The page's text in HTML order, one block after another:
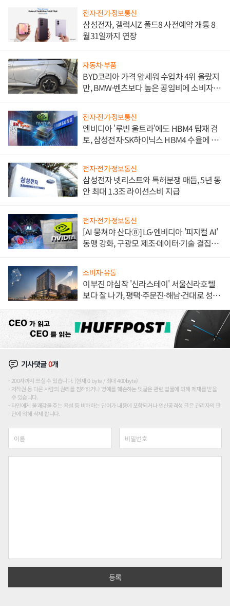
전자·전기·정보통신
삼성전자, 갤럭시Z 폴드8 사전예약 개통 8
월31일까지 연장
자동차·부품
BYD코리아 가격 앞세워 수입차 4위 올랐지
만, BMW·벤츠보다 높은 공임비에 소비자
전자·전기·정보통신
엔비디아 '루빈 울트라'에도 HBM4 탑재 검
토, 삼성전자·SK하이닉스 HBM4 수율에 주
전자·전기·정보통신
삼성전자 넷리스트와 특허분쟁 매듭, 5년 동
안 최대 1.3조 라이선스비 지급
전자·전기·정보통신
[AI 뭉쳐야 산다⑧] LG·엔비디아 '피지컬 AI'
동맹 강화, 구광모 제조·데이터·기술 결집
소비자·유통
이부진 야심작 '신라스테이' 서울신라호텔
보다 잘 나가, 평택·주문진·해남·건대로 성
기사댓글0개
200자까지 쓰실 수 있습니다. (현재 0 byte / 최대 400byte)
저작권 등 다른 사람의 권리를 침해하거나 명예를 훼손하는 댓글은 관련 법률에 의해 제재를 받을
수 있습니다.
타인에게 불쾌감을 주는 욕설 등 비하하는 단어가 내용에 포함되거나 인신공격성 글은 관리자의 판
단에 의해 삭제 합니다.